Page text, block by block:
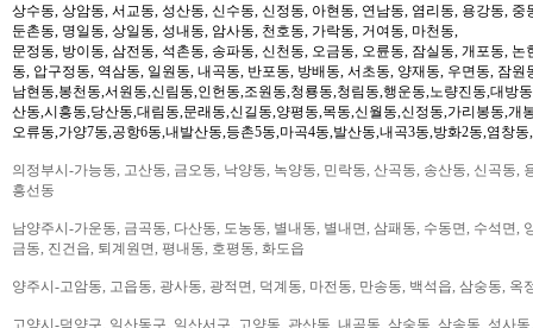
상수동, 상암동, 서교동, 성산동, 신수동, 신정동, 아현동, 연남동, 염리동, 용강동,
둔촌동, 명일동, 상일동, 성내동, 암사동, 천호동, 가락동, 거여동, 마천동,
문정동, 방이동, 삼전동, 석촌동, 송파동, 신천동, 오금동, 오륜동, 잠실동, 개포동,
동, 압구정동, 역삼동, 일원동, 내곡동, 반포동, 방배동, 서초동, 양재동, 우면동, 잠원
남현동,봉천동,서원동,신림동,인헌동,조원동,청룡동,청림동,행운동,노량진동,대방
산동,시흥동,당산동,대림동,문래동,신길동,양평동,목동,신월동,신정동,가리봉동,개
오류동,가양7동,공항6동,내발산동,등촌5동,마곡4동,발산동,내곡3동,방화2동,염창동
의정부시-가능동, 고산동, 금오동, 낙양동, 녹양동, 민락동, 산곡동, 송산동, 신곡동,
흥선동
남양주시-가운동, 금곡동, 다산동, 도농동, 별내동, 별내면, 삼패동, 수동면, 수석면,
금동, 진건읍, 퇴계원면, 평내동, 호평동, 화도읍
양주시-고암동, 고읍동, 광사동, 광적면, 덕계동, 마전동, 만송동, 백석읍, 삼숭동, 옥
고양시-덕양구, 일산동구, 일산서구, 고양동, 관산동, 내곡동, 삼숭동, 삼송동, 성사